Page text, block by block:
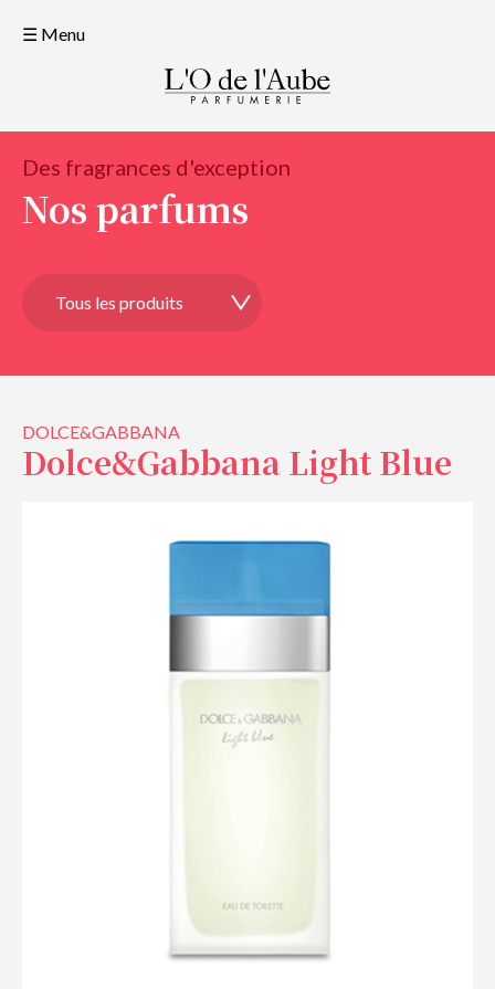
☰ Menu
Des fragrances d'exception
Nos parfums
DOLCE&GABBANA
Dolce&Gabbana Light Blue